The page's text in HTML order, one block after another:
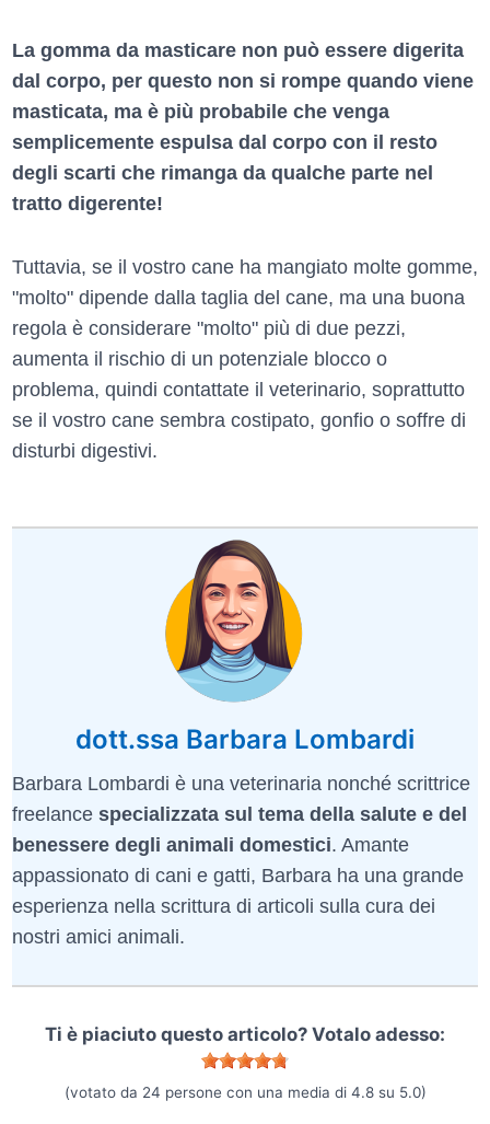
La gomma da masticare non può essere digerita
dal corpo, per questo non si rompe quando viene
masticata, ma è più probabile che venga
semplicemente espulsa dal corpo con il resto
degli scarti che rimanga da qualche parte nel
tratto digerente!
Tuttavia, se il vostro cane ha mangiato molte gomme,
"molto" dipende dalla taglia del cane, ma una buona
regola è considerare "molto" più di due pezzi,
aumenta il rischio di un potenziale blocco o
problema, quindi contattate il veterinario, soprattutto
se il vostro cane sembra costipato, gonfio o soffre di
disturbi digestivi.
dott.ssa Barbara Lombardi
Barbara Lombardi è una veterinaria nonché scrittrice
freelance specializzata sul tema della salute e del
benessere degli animali domestici. Amante
appassionato di cani e gatti, Barbara ha una grande
esperienza nella scrittura di articoli sulla cura dei
nostri amici animali.
Ti è piaciuto questo articolo? Votalo adesso:
(votato da 24 persone con una media di 4.8su 5.0)